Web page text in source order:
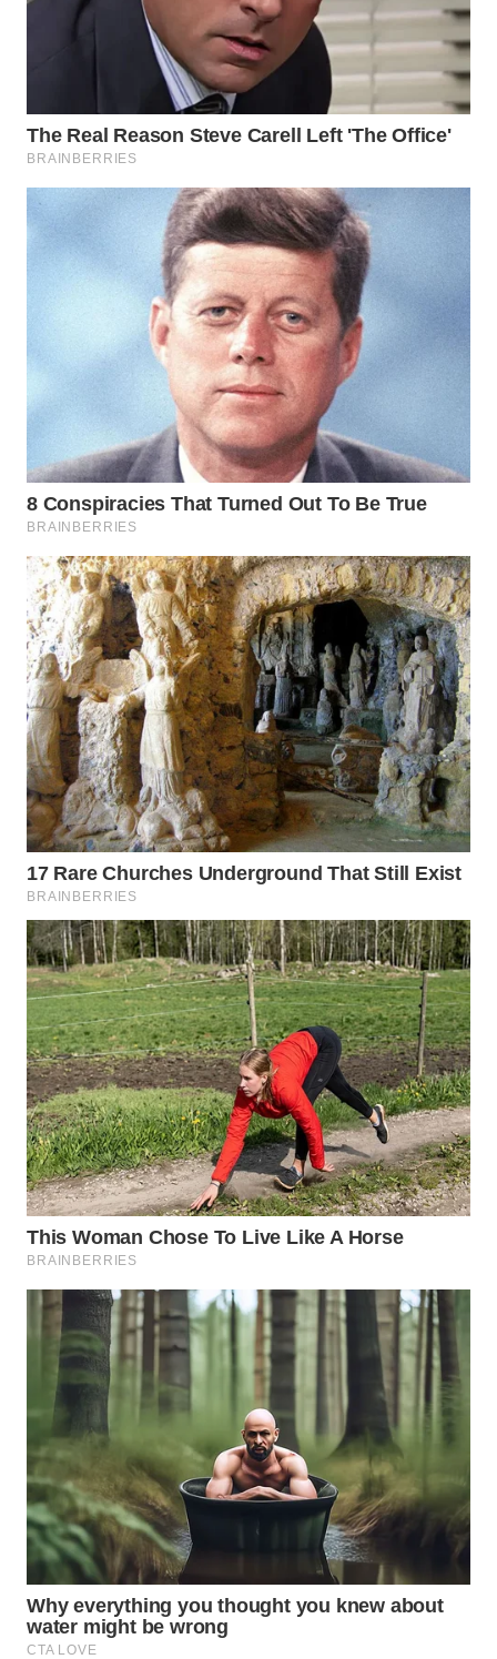
SUMEDANG
WN
KEPULAUAN
SERIBU
WN
TANGERANG
BINJAI
CIREBON
WN
WN
KUNINGAN
WN
MAJALENGKA
WN
SUBANG
WN
SUKABUMI
WN
PURWAKARTA
WN
PRIANGAN
TIMUR
WN
SEMARANG
WN
SOLO
BOROBUDUR
WN
MADURA
WN
SURABAYA
WN
NATUNA
WN
BINTAN